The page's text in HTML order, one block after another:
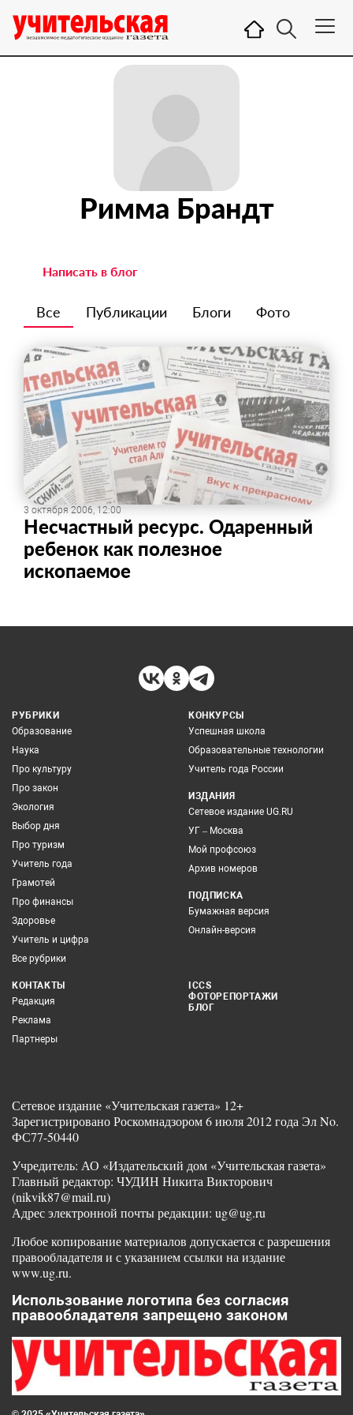
Римма Брандт
Написать в блог
Все Публикации Блоги Фото
3 октября 2006, 12:00
Несчастный ресурс. Одаренный
ребенок как полезное
ископаемое
РУБРИКИ
Образование
Наука
Про культуру
Про закон
Экология
Выбор дня
Про туризм
Учитель года
Грамотей
Про финансы
Здоровье
Учитель и цифра
Все рубрики
КОНКУРСЫ
Успешная школа
Образовательные технологии
Учитель года России
ИЗДАНИЯ
Сетевое издание UG.RU
УГ – Москва
Мой профсоюз
Архив номеров
ПОДПИСКА
Бумажная версия
Онлайн-версия
КОНТАКТЫ
Редакция
Реклама
Партнеры
ICCS
ФОТОРЕПОРТАЖИ
БЛОГ
Сетевое издание «Учительская газета» 12+
Зарегистрировано Роскомнадзором 6 июля 2012 года Эл No.
ФС77-50440
Учредитель: АО «Издательский дом «Учительская газета»
Главный редактор: ЧУДИН Никита Викторович
(nikvik87@mail.ru)
Адрес электронной почты редакции: ug@ug.ru
Любое копирование материалов допускается с разрешения
правообладателя и с указанием ссылки на издание
www.ug.ru.
Использование логотипа без согласия
правообладателя запрещено законом